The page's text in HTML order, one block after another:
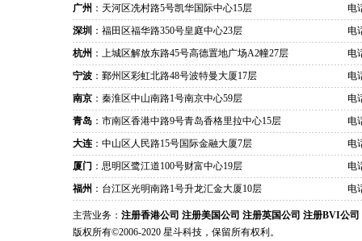
广州 ：天河区冼村路5号凯华国际中心15层
电
深圳 ：福田区福华路350号皇庭中心23层
电
杭州 ：上城区解放东路45号高德置地广场A2幢27层
电
宁波 ：鄞州区彩虹北路48号波特曼大厦17层
电
南京 ：秦淮区中山南路1号南京中心59层
电
青岛 ：市南区香港中路9号青岛香格里拉中心15层
电
大连 ：中山区人民路15号国际金融大厦7层
电
厦门 ：思明区鹭江道100号财富中心19层
电
福州 ：台江区光明南路1号升龙汇金大厦10层 电
主营业务： 注册香港公司 注册美国公司 注册英国公司 注册BVI公司
版权所有©2006-2020 星斗科技，保留所有权利。